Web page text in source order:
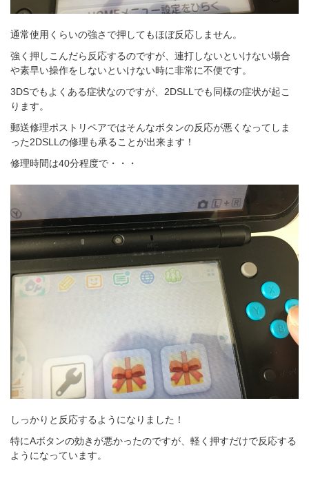
通常使用くらいの強さで押してもほぼ反応しません。
強く押しこんだら反応するのですが、連打しないといけない場合
や素早い操作をしないといけない時に非常に不便です。
3DSでもよくある症状なのですが、2DSLLでも同様の症状が起こ
ります。
郵送修理ポストリペアではそんなボタンの反応が悪くなってしま
った2DSLLの修理も承ることが出来ます！
修理時間は40分程度で・・・
しっかりと反応するようになりました！
特にAボタンの効きが悪かったのですが、軽く押すだけで反応する
ようになっています。